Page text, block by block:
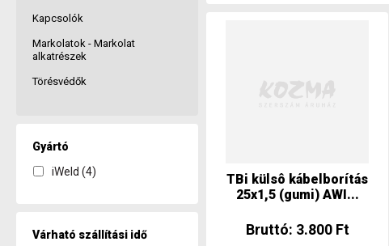
Kapcsolók
Markolatok - Markolat
alkatrészek
Törésvédők
Gyártó
iWeld (4)
Várható szállítási idő
TBi külsô kábelborítás
25x1,5 (gumi) AWI...
Bruttó: 3.800 Ft